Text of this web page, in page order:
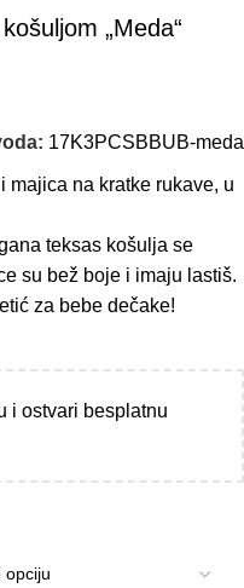
„Meda“
17K3PCSBBUB-meda
majica na kratke rukave, u
teksas košulja se
su bež boje i imaju lastiš.
za bebe dečake!
i ostvari besplatnu